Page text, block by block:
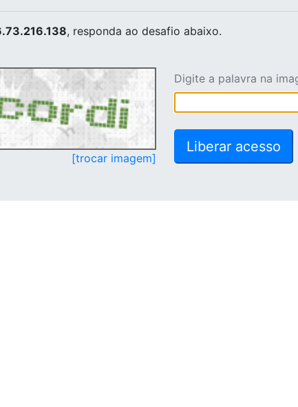
, responda ao desafio abaixo.
[trocar imagem]
Digite a palavra na